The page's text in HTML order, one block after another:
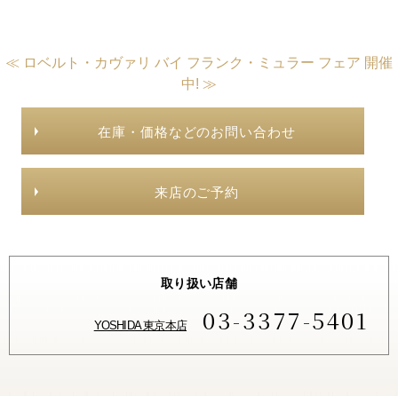
≪ ロベルト・カヴァリ バイ フランク・ミュラー フェア 開催
中! ≫
在庫・価格などのお問い合わせ
来店のご予約
取り扱い店舗
YOSHIDA 東京本店 03-3377-5401